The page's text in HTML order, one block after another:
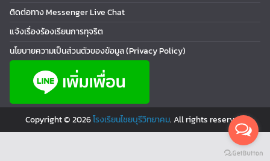
ติดต่อทาง Messenger Live Chat
แจ้งเรื่องร้องเรียนการทุจริต
นโยบายความเป็นส่วนตัวของข้อมูล (Privacy Policy)
Copyright © 2026โรงเรียนไชยบุรีวิทยาคม. All rights reserved.